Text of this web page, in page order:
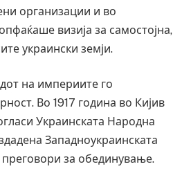
организации и во
визија за самостојна,
украински земји.
на империите го
Во 1917 година во Кијив
Украинската Народна
Западноукраинската
за обединување.